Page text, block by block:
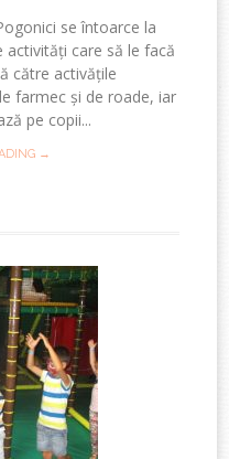
se întoarce la
activități care să le facă
către activățile
farmec și de roade, iar
pe copii...
→